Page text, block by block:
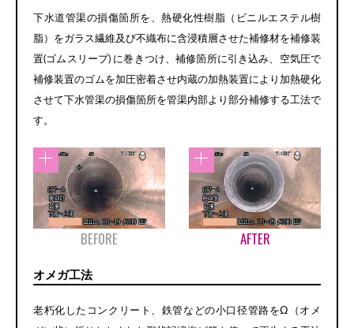
下水道管渠の損傷箇所を、熱硬化性樹脂（ビニルエステル樹
脂）をガラス繊維及び不織布に含浸積層させた補修材を補修装
置(ゴムスリープ) に巻きつけ、補修箇所に引き込み、空気圧で
補修装置のゴムを加圧密着させ内蔵の加熱装置により加熱硬化
させて下水管渠の損傷箇所を管渠内部より部分補修する工法で
す。
BEFORE AFTER
オメガ工法
老朽化したコンクリート、鉄管などの小口径管路をΩ（オメ